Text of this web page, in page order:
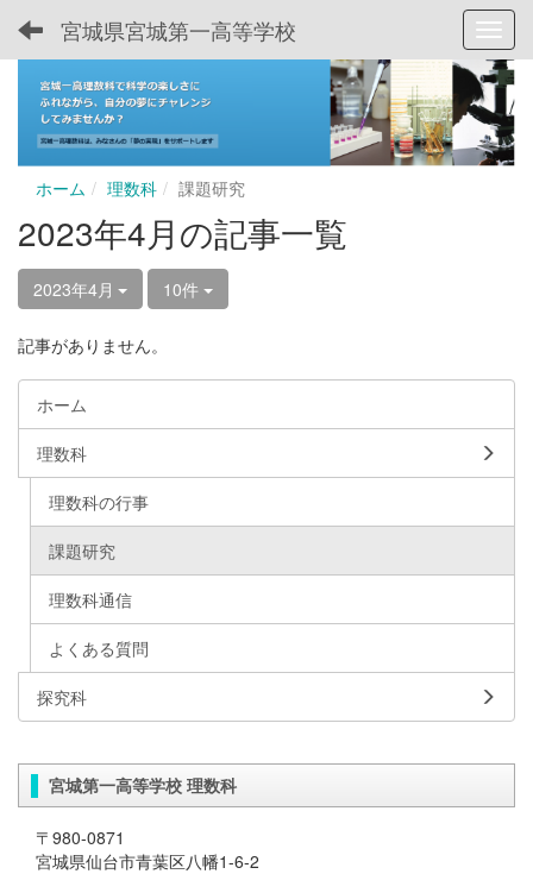
宮城県宮城第一高等学校
ホーム 理数科 課題研究
2023年4月の記事一覧
2023年4月 10件
記事がありません。
ホーム
理数科
理数科の行事
課題研究
理数科通信
よくある質問
探究科
宮城第一高等学校 理数科
〒980-0871
宮城県仙台市青葉区八幡1-6-2